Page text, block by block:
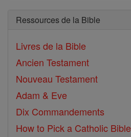
Ressources de la Bible
Livres de la Bible
Ancien Testament
Nouveau Testament
Adam & Eve
Dix Commandements
How to Pick a Catholic Bible